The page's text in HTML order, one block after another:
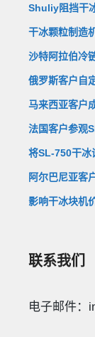
Shuliy阻挡干
干冰颗粒制造
沙特阿拉伯冷
俄罗斯客户自
马来西亚客户
法国客户参观
将SL-750干冰
阿尔巴尼亚客
影响干冰块机
联系我们
电子邮件：